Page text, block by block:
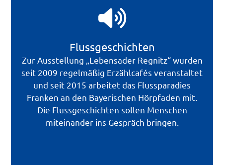
Flussgeschichten
Zur Ausstellung „Lebensader Regnitz“ wurden
seit 2009 regelmäßig Erzählcafés veranstaltet
und seit 2015 arbeitet das Flussparadies
Franken an den Bayerischen Hörpfaden mit.
Die Flussgeschichten sollen Menschen
miteinander ins Gespräch bringen.